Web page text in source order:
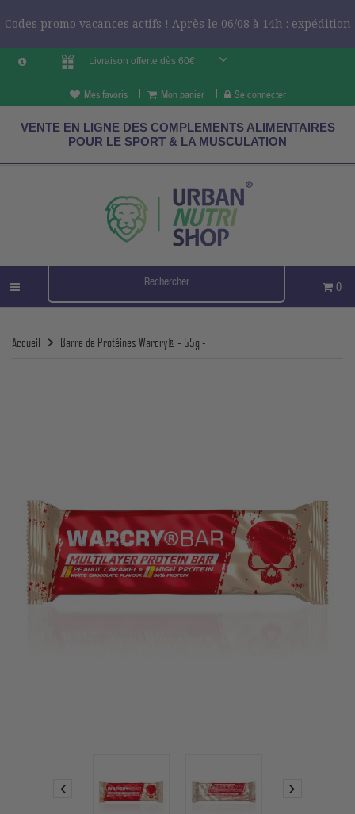
Codes promo vacances actifs ! Après le 06/08 à 14h : expédition
Livraison offerte dès 60€
Mes favoris Mon panier Se connecter
VENTE EN LIGNE DES COMPLEMENTS ALIMENTAIRES
POUR LE SPORT & LA MUSCULATION
0
Accueil Barre de Protéines Warcry® - 55g -